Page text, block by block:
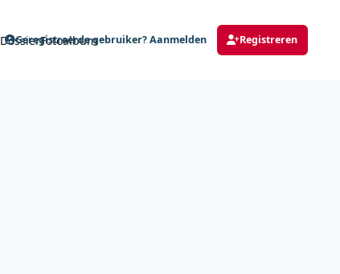
DossierFotoalbum
Geregistreerde gebruiker? Aanmelden Registreren